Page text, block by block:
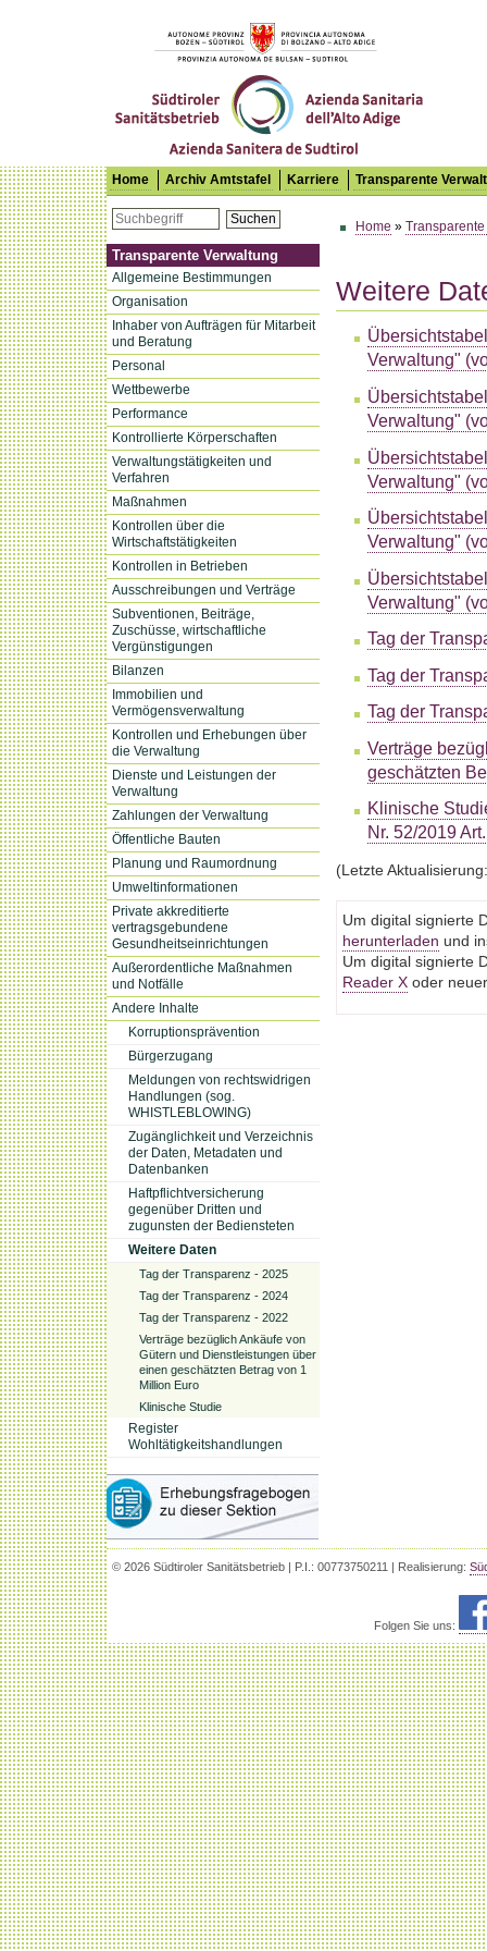
Südtiroler Sanitätsbetrieb
Home Archiv Amtstafel Karriere Transparente
Suchen
Transparente Verwaltung
Allgemeine Bestimmungen
Organisation
Inhaber von Aufträgen für Mitarbeit
und Beratung
Personal
Wettbewerbe
Performance
Kontrollierte Körperschaften
Verwaltungstätigkeiten und
Verfahren
Maßnahmen
Kontrollen über die
Wirtschaftstätigkeiten
Kontrollen in Betrieben
Ausschreibungen und Verträge
Subventionen, Beiträge,
Zuschüsse, wirtschaftliche
Vergünstigungen
Bilanzen
Immobilien und
Vermögensverwaltung
Kontrollen und Erhebungen über
die Verwaltung
Dienste und Leistungen der
Verwaltung
Zahlungen der Verwaltung
Öffentliche Bauten
Planung und Raumordnung
Umweltinformationen
Private akkreditierte
vertragsgebundene
Gesundheitseinrichtungen
Außerordentliche Maßnahmen
und Notfälle
Andere Inhalte
Korruptionsprävention
Bürgerzugang
Meldungen von rechtswidrigen
Handlungen (sog.
WHISTLEBLOWING)
Zugänglichkeit und Verzeichnis
der Daten, Metadaten und
Datenbanken
Haftpflichtversicherung
gegenüber Dritten und
zugunsten der Bediensteten
Weitere Daten
Tag der Transparenz - 2025
Tag der Transparenz - 2024
Tag der Transparenz - 2022
Verträge bezüglich Ankäufe von
Gütern und Dienstleistungen über
einen geschätzten Betrag von 1
Million Euro
Klinische Studie
Register
Wohltätigkeitshandlungen
Home »
Weitere
Verwaltung"
Verwaltung"
Verwaltung"
Verwaltung"
Verwaltung"
Tag der
Tag der
Tag der
Verträge
geschätzten
Klinische
Nr. 52/2019
(Letzte
Um digital signierte
herunterladen und
Um digital signierte
Reader X oder
© 2026 Südtiroler Sanitätsbetrieb | P.I.: 00773750211 | Realisierung:
Folgen Sie uns: